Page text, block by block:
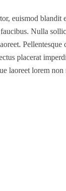
euismod
Nulla
placerat
laoreet lorem